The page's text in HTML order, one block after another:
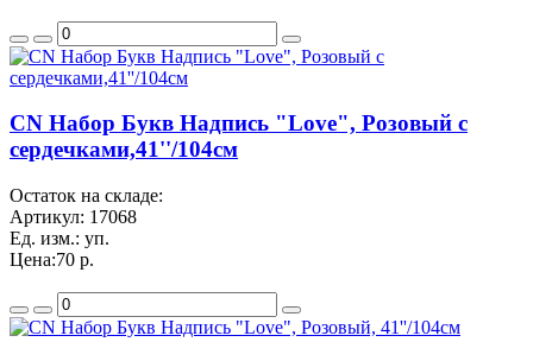
CN Набор Букв Надпись "Love", Розовый с
сердечками,41''/104см
Остаток на складе:
Артикул: 17068
Ед. изм.: уп.
Цена:70 р.